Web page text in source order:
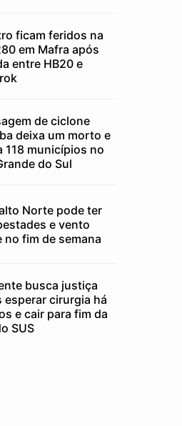
ficam feridos na
em Mafra após
entre HB20 e
de ciclone
deixa um morto e
118 municípios no
do Sul
Norte pode ter
e vento
no fim de semana
busca justiça
esperar cirurgia há
e cair para fim da
SUS